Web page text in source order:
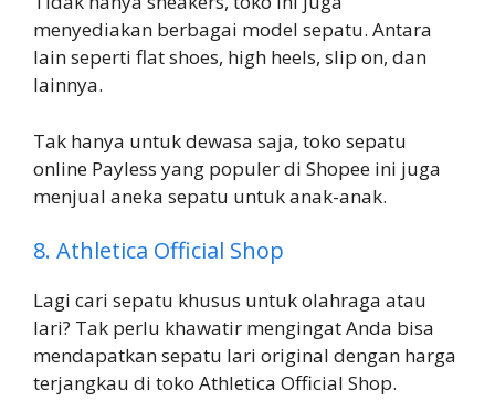
menyediakan berbagai model sepatu. Antara
lain seperti flat shoes, high heels, slip on, dan
lainnya.
Tak hanya untuk dewasa saja, toko sepatu
online Payless yang populer di Shopee ini juga
menjual aneka sepatu untuk anak-anak.
8. Athletica Official Shop
Lagi cari sepatu khusus untuk olahraga atau
lari? Tak perlu khawatir mengingat Anda bisa
mendapatkan sepatu lari original dengan harga
terjangkau di toko Athletica Official Shop.